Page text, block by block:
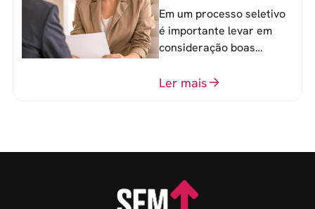
que recrutadores não
devem fazer
Em um processo seletivo
é importante levar em
consideração boas
o perfil do profissional e
Ler mais